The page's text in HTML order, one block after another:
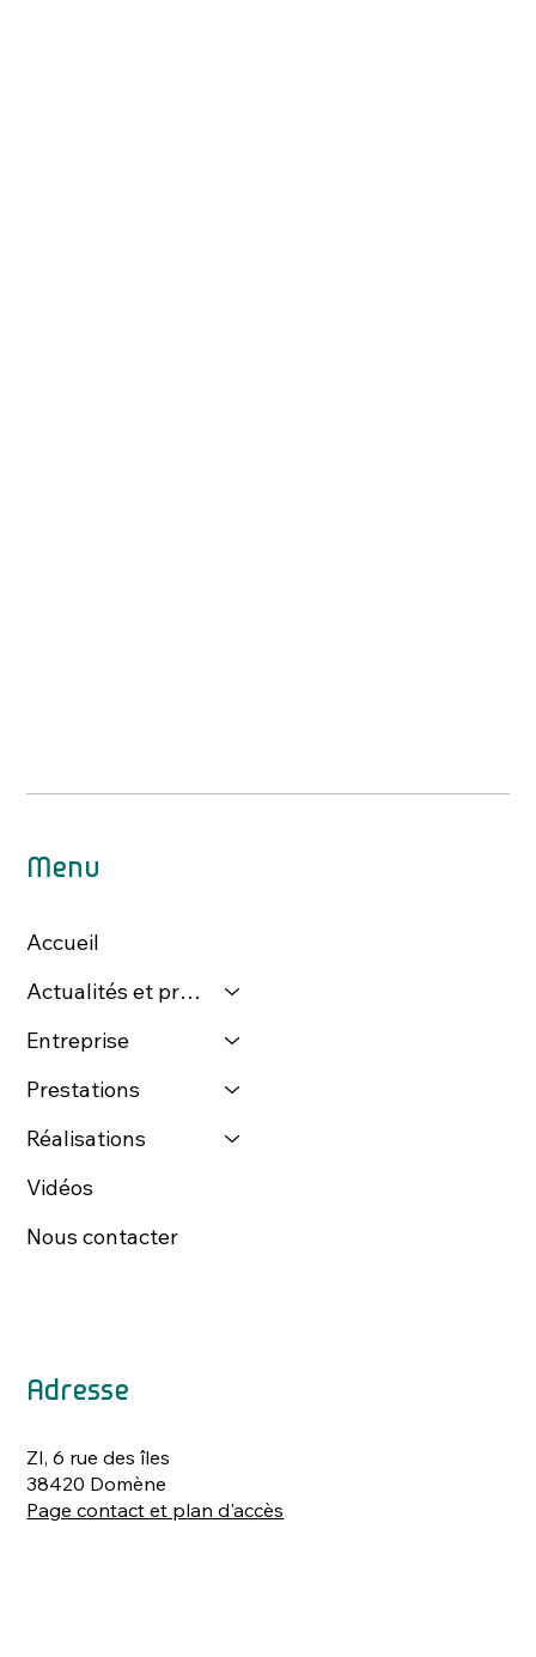
Menu
Accueil
Actualités et presse
Entreprise
Prestations
Réalisations
Vidéos
Nous contacter
Adresse
ZI, 6 rue des îles
38420 Domène
Page contact et plan d'accès